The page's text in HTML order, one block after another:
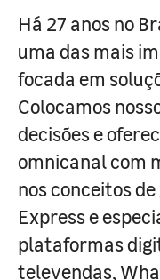
Há 27 anos no
uma das mais
focada em
Colocamos
decisões e
omnicanal com
nos conceitos
Express e
plataformas
televendas,